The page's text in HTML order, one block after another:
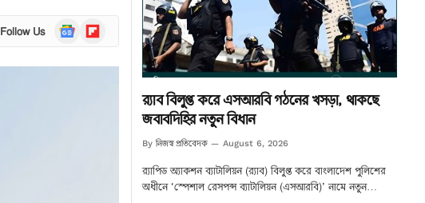
Follow Us
Google
News
Flipboard
র‌্যাব বিলুপ্ত করে এসআরবি গঠনের খসড়া, থাকছে
জবাবদিহির নতুন বিধান
By নিজস্ব প্রতিবেদক August 6, 2026
র‌্যাপিড অ্যাকশন ব্যাটালিয়ন (র‌্যাব) বিলুপ্ত করে বাংলাদেশ পুলিশের
অধীনে ‘স্পেশাল রেসপন্স ব্যাটালিয়ন (এসআরবি)’ নামে নতুন…